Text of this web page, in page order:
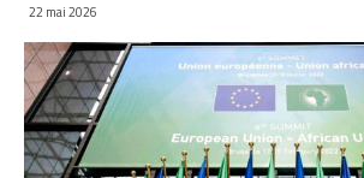
22 mai 2026